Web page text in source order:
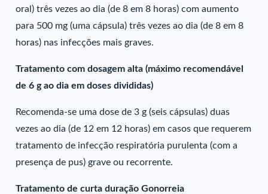
oral) três vezes ao dia (de 8 em 8 horas) com aumento
para 500 mg (uma cápsula) três vezes ao dia (de 8 em 8
horas) nas infecções mais graves.
Tratamento com dosagem alta (máximo recomendável
de 6 g ao dia em doses divididas)
Recomenda-se uma dose de 3 g (seis cápsulas) duas
vezes ao dia (de 12 em 12 horas) em casos que requerem
tratamento de infecção respiratória purulenta (com a
presença de pus) grave ou recorrente.
Tratamento de curta duração Gonorreia